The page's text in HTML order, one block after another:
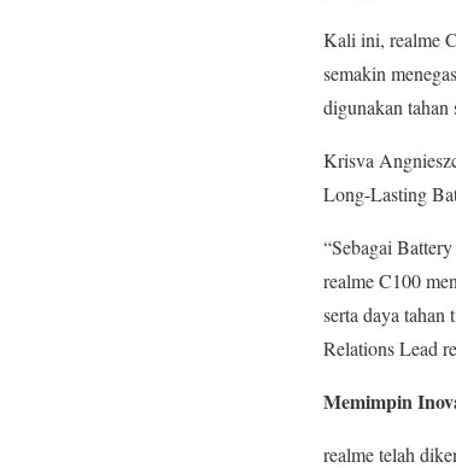
Kali ini, realme
semakin
digunakan tahan
Krisva
Long-Lasting
“Sebagai
realme C100
serta daya
Relations Lead
Memimpin
realme telah